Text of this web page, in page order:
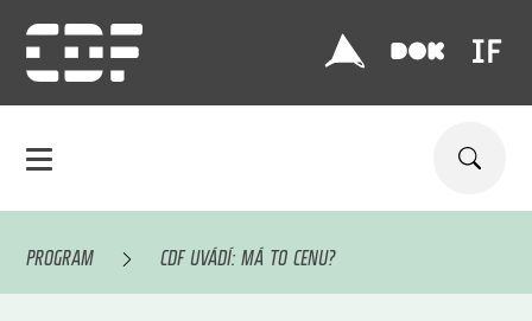
PROGRAM CDF UVÁDÍ: MÁ TO CENU?